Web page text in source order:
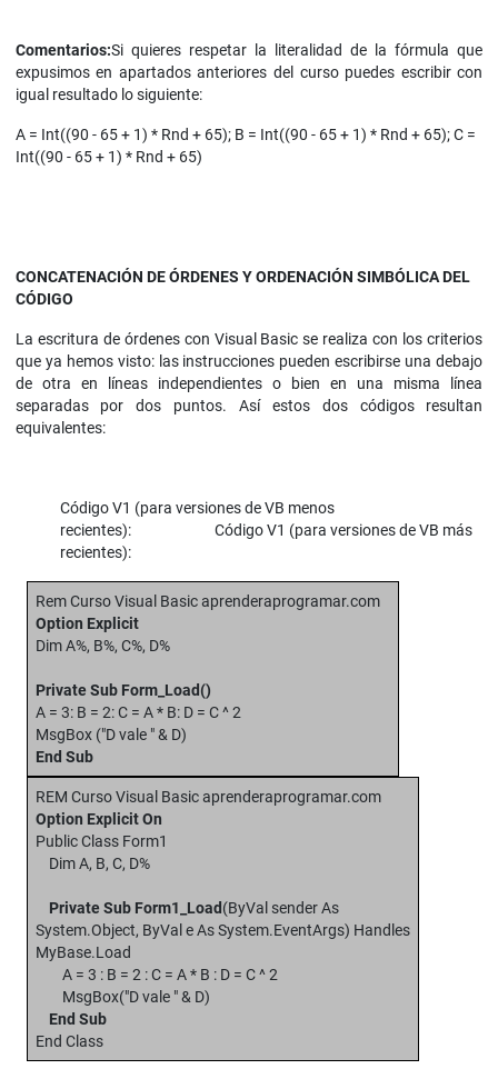
Comentarios:Si quieres respetar la literalidad de la fórmula que
expusimos en apartados anteriores del curso puedes escribir con
igual resultado lo siguiente:
A = Int((90 - 65 + 1) * Rnd + 65); B = Int((90 - 65 + 1) * Rnd + 65); C =
Int((90 - 65 + 1) * Rnd + 65)
CONCATENACIÓN DE ÓRDENES Y ORDENACIÓN SIMBÓLICA DEL
CÓDIGO
La escritura de órdenes con Visual Basic se realiza con los criterios
que ya hemos visto: las instrucciones pueden escribirse una debajo
de otra en líneas independientes o bien en una misma línea
separadas por dos puntos. Así estos dos códigos resultan
equivalentes:
Código V1 (para versiones de VB menos
recientes): Código V1 (para versiones de VB más
recientes):
Rem Curso Visual Basic aprenderaprogramar.com
Option Explicit
Dim A%, B%, C%, D%
Private Sub Form_Load()
A = 3: B = 2: C = A * B: D = C ^ 2
MsgBox ("D vale " & D)
End Sub
REM Curso Visual Basic aprenderaprogramar.com
Option Explicit On
Public Class Form1
Dim A, B, C, D%
Private Sub Form1_Load (ByVal sender As
System.Object, ByVal e As System.EventArgs) Handles
MyBase.Load
A = 3 : B = 2 : C = A * B : D = C ^ 2
MsgBox("D vale " & D)
End Sub
End Class